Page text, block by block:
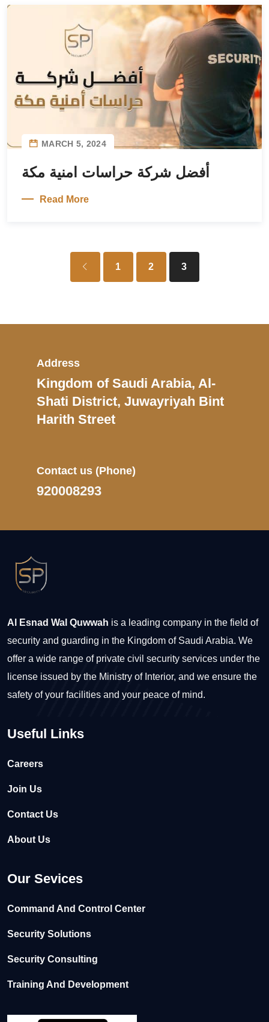
MARCH 5, 2024
Read More
1 2 3
Address
Kingdom of Saudi Arabia, Al-
Shati District, Juwayriyah Bint
Harith Street
Contact us (Phone)
920008293
Al Esnad Wal Quwwah is a leading company in the field of
security and guarding in the Kingdom of Saudi Arabia. We
offer a wide range of private civil security services under the
license issued by the Ministry of Interior, and we ensure the
safety of your facilities and your peace of mind.
Useful Links
Careers
Join Us
Contact Us
About Us
Our Sevices
Command And Control Center
Security Solutions
Security Consulting
Training And Development